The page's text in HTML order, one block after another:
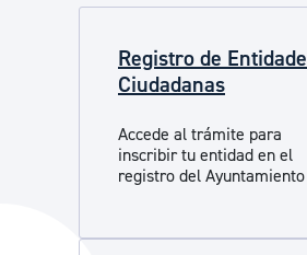
Participación
Deporte
Registro de
Ciudadanas
Accede al trámite para
inscribir tu entidad en el
registro del Ayuntamiento